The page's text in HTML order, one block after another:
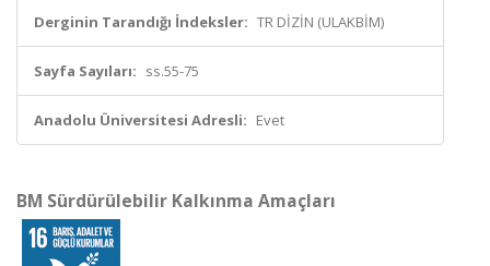
Derginin Tarandığı İndeksler: TR DİZİN (ULAKBİM)
Sayfa Sayıları: ss.55-75
Anadolu Üniversitesi Adresli: Evet
BM Sürdürülebilir Kalkınma Amaçları